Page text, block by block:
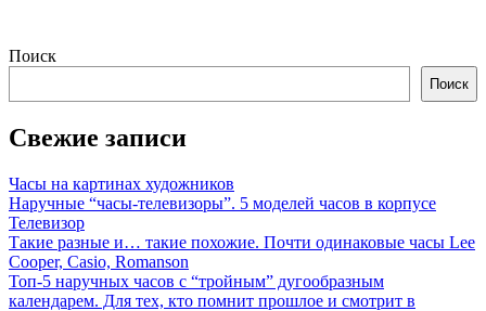
Поиск
Поиск
Свежие записи
Часы на картинах художников
Наручные “часы-телевизоры”. 5 моделей часов в корпусе
Телевизор
Такие разные и… такие похожие. Почти одинаковые часы Lee
Cooper, Casio, Romanson
Топ-5 наручных часов с “тройным” дугообразным
календарем. Для тех, кто помнит прошлое и смотрит в